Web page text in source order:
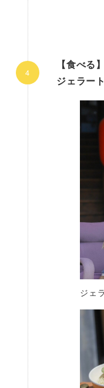
【食べる
ジェラー
ジェ